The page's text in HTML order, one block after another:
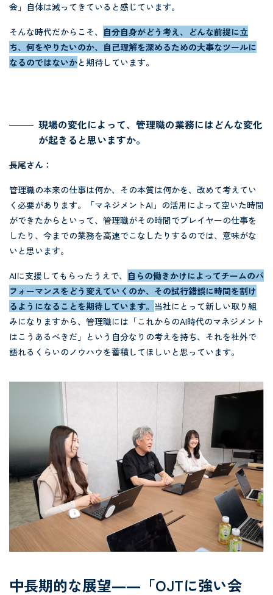
会」自体は減ってきていると感じています。
そんな時代だからこそ、 自分自身がどう考え、どんな前提に立
ち、何をやりたいのか、自己理解を深めるための大事なツールに
なるのではないかと期待しています。
現場の変化によって、管理職の業務にはどんな変化
が起きると思いますか。
長尾さん：
管理職の本来の仕事は何か、その本質は何かを、改めて考えてい
く必要があります。「マネジメントAI」の活用によって空いた時間
ができたからといって、管理職がその時間でプレイヤーの仕事を
したり、今までの業務を高速でこなしたりするのでは、意味がな
いと思います。
AIに支援してもらったうえで、 自らの働きかけによってチームのパ
フォーマンスをどう変えていくのか、その試行錯誤に時間を割け
るようになることを期待しています。 当社にとって新しい取り組
みになりますから、管理職には「これからのAI時代のマネジメント
はこうあるべきだ」という自分なりの考えを持ち、それを社外で
語れるくらいのノウハウを蓄積してほしいと思っています。
中長期的な展望――「OJTに強い会